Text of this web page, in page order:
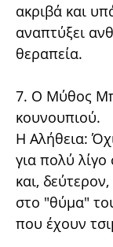
ακριβά και
αναπτύξει
θεραπεία.
7. Ο Μύθος
κουνουπιού.
Η Αλήθεια:
για πολύ
και,
στο "θύμα"
που έχουν